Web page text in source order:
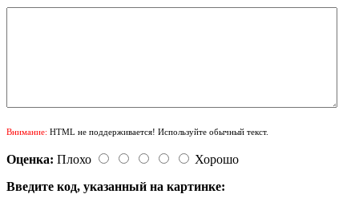
Внимание: HTML не поддерживается! Используйте обычный текст.
Оценка: Плохо
Хорошо
Введите код, указанный на картинке: